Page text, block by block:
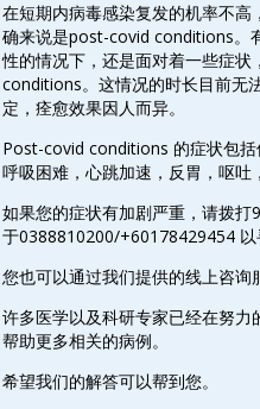
在短期内病毒感染复发的机率不
确来说是post-covid conditions。
性的情况下，还是面对着一些症
conditions。这情况的时长目前无
定，痊愈效果因人而异。
Post-covid conditions 的症状包
呼吸困难，心跳加速，反胃，呕吐
如果您的症状有加剧严重，请拨
于0388810200/+60178429454 以
您也可以通过我们提供的线上咨询
许多医学以及科研专家已经在努
帮助更多相关的病例。
希望我们的解答可以帮到您。